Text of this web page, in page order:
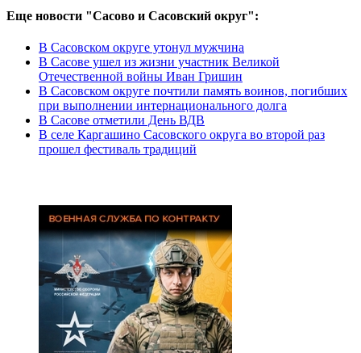
Еще новости "Сасово и Сасовский округ":
В Сасовском округе утонул мужчина
В Сасове ушел из жизни участник Великой
Отечественной войны Иван Гришин
В Сасовском округе почтили память воинов, погибших
при выполнении интернационального долга
В Сасове отметили День ВДВ
В селе Каргашино Сасовского округа во второй раз
прошел фестиваль традиций